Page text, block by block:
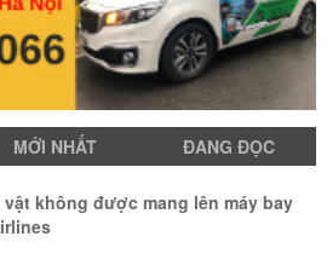
MỚI NHẤT ĐANG ĐỌC
không được mang lên máy bay